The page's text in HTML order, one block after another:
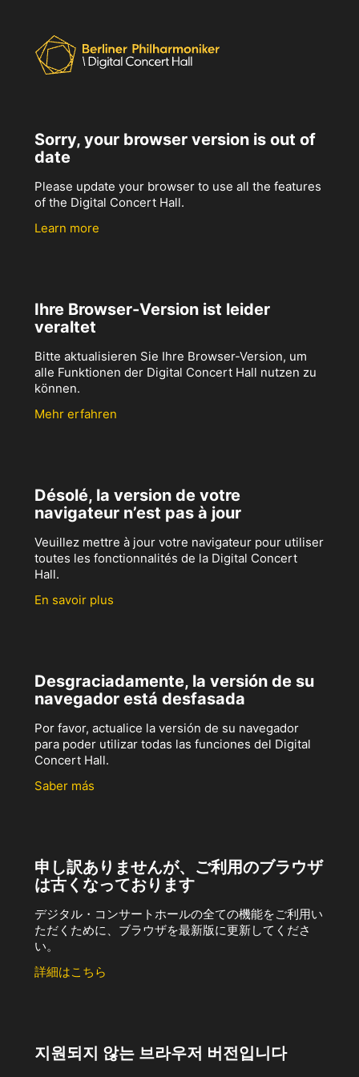
Sorry, your browser version is out of
date
Please update your browser to use all the features
of the Digital Concert Hall.
Learn more
Ihre Browser-Version ist leider
veraltet
Bitte aktualisieren Sie Ihre Browser-Version, um
alle Funktionen der Digital Concert Hall nutzen zu
können.
Mehr erfahren
Désolé, la version de votre
navigateur n’est pas à jour
Veuillez mettre à jour votre navigateur pour utiliser
toutes les fonctionnalités de la Digital Concert
Hall.
En savoir plus
Desgraciadamente, la versión de su
navegador está desfasada
Por favor, actualice la versión de su navegador
para poder utilizar todas las funciones del Digital
Concert Hall.
Saber más
申し訳ありませんが、ご利用のブラウザ
は古くなっております
デジタル・コンサートホールの全ての機能をご利用い
ただくために、ブラウザを最新版に更新してくださ
い。
詳細はこちら
지원되지 않는 브라우저 버전입니다